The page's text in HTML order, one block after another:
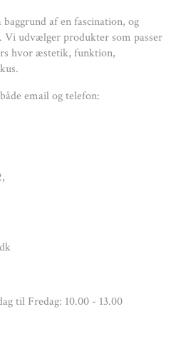
af en fascination, og
Vi udvælger produkter som passer
hvor æstetik, funktion,
email og telefon:
til Fredag: 10.00 - 13.00